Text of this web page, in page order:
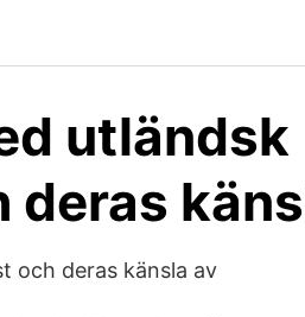
utländsk
deras
och deras känsla av